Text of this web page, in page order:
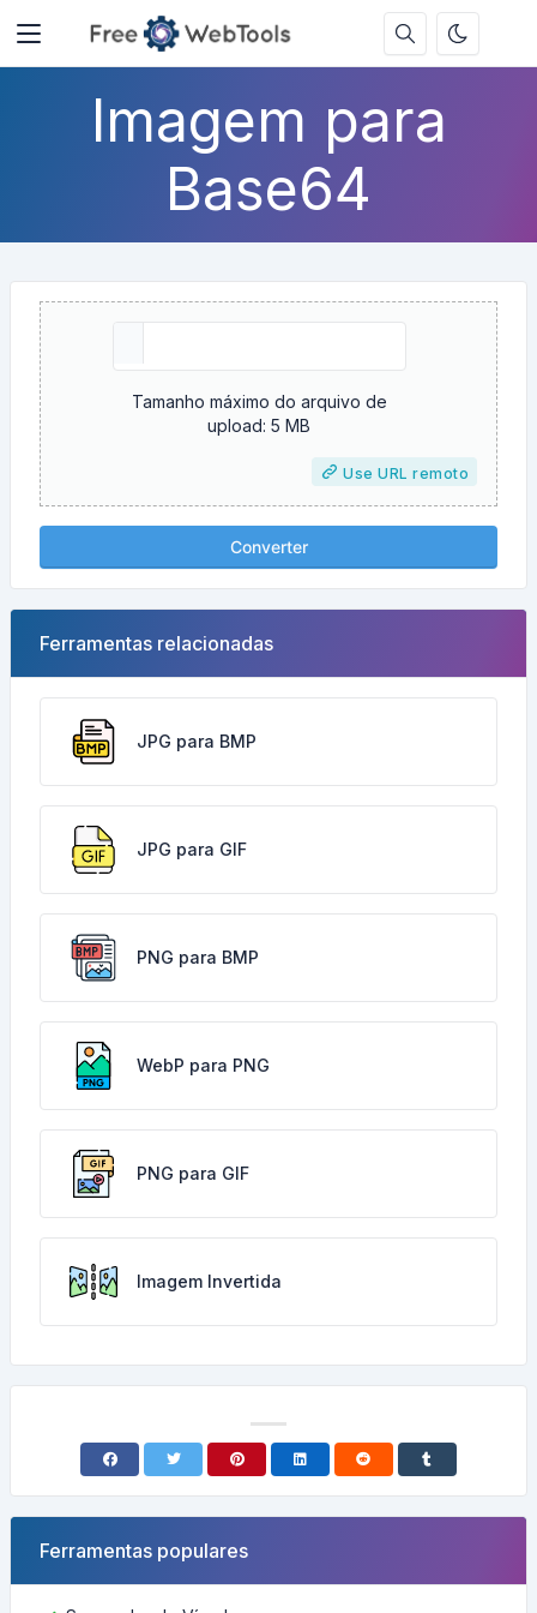
Imagem para
Base64
Tamanho máximo do arquivo de
upload: 5 MB
Use URL remoto
Converter
Ferramentas relacionadas
JPG para BMP
JPG para GIF
PNG para BMP
WebP para PNG
PNG para GIF
Imagem Invertida
Ferramentas populares